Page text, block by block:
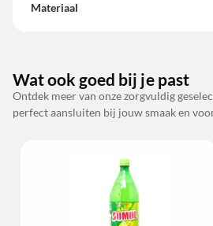
Materiaal
Wat ook goed bij je past
Ontdek meer van onze zorgvuldig
perfect aansluiten bij jouw smaak en